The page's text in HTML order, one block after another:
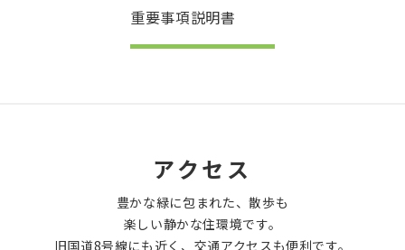
重要事項説明書
アクセス
豊かな緑に包まれた、散歩も
楽しい静かな住環境です。
旧国道8号線にも近く、交通アクセスも便利です。